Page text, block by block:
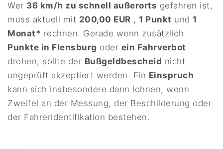
Wer 36 km/h zu schnell außerorts gefahren ist,
muss aktuell mit 200,00 EUR ,1 Punkt und1
Monat* rechnen. Gerade wenn zusätzlich
Punkte in Flensburg oder ein Fahrverbot
drohen, sollte der Bußgeldbescheid nicht
ungeprüft akzeptiert werden. Ein Einspruch
kann sich insbesondere dann lohnen, wenn
Zweifel an der Messung, der Beschilderung oder
der Fahreridentifikation bestehen.